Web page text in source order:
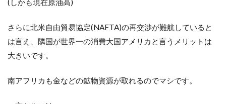
(しかも現在原油高)
さらに北米自由貿易協定(NAFTA)の再交渉が難航していると
は言え、隣国が世界一の消費大国アメリカと言うメリットは
大きいです。
南アフリカも金などの鉱物資源が取れるのでマシです。